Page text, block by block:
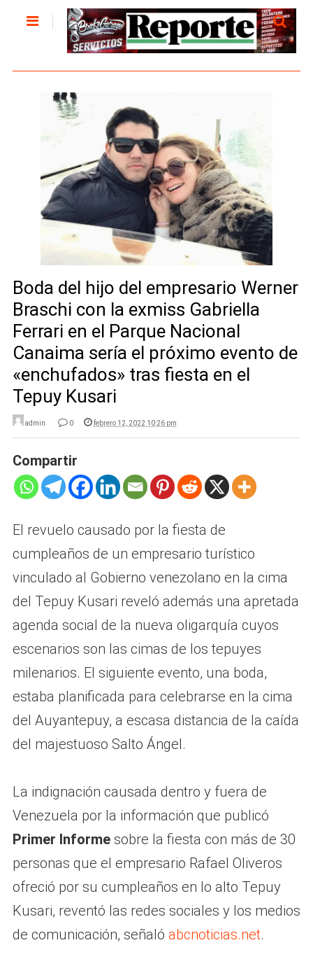
Boda del hijo del empresario Werner
Braschi con la exmiss Gabriella
Ferrari en el Parque Nacional
Canaima sería el próximo evento de
«enchufados» tras fiesta en el
Tepuy Kusari
admin 0 febrero 12, 2022 10:26 pm
Compartir
El revuelo causado por la fiesta de
cumpleaños de un empresario turístico
vinculado al Gobierno venezolano en la cima
del Tepuy Kusari reveló además una apretada
agenda social de la nueva oligarquía cuyos
escenarios son las cimas de los tepuyes
milenarios. El siguiente evento, una boda,
estaba planificada para celebrarse en la cima
del Auyantepuy, a escasa distancia de la caída
del majestuoso Salto Ángel.
La indignación causada dentro y fuera de
Venezuela por la información que publicó
Primer Informesobre la fiesta con más de 30
personas que el empresario Rafael Oliveros
ofreció por su cumpleaños en lo alto Tepuy
Kusari, reventó las redes sociales y los medios
de comunicación, señaló abcnoticias.net.